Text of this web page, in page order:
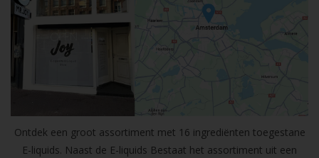
Ontdek een groot assortiment met 16 ingrediënten toegestane
E-liquids. Naast de E-liquids Bestaat het assortiment uit een